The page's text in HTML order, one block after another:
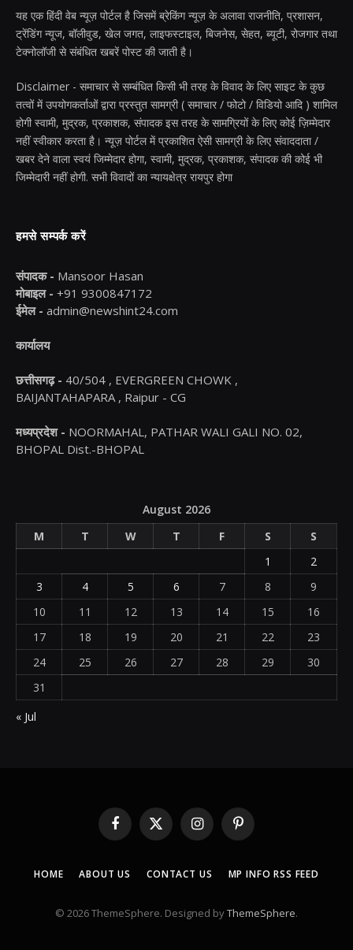
यह एक हिंदी वेब न्यूज़ पोर्टल है जिसमें ब्रेकिंग न्यूज़ के अलावा राजनीति, प्रशासन,
ट्रेंडिंग न्यूज, बॉलीवुड, खेल जगत, लाइफस्टाइल, बिजनेस, सेहत, ब्यूटी, रोजगार तथा
टेक्नोलॉजी से संबंधित खबरें पोस्ट की जाती है।
Disclaimer - समाचार से सम्बंधित किसी भी तरह के विवाद के लिए साइट के कुछ
तत्वों में उपयोगकर्ताओं द्वारा प्रस्तुत सामग्री ( समाचार / फोटो / विडियो आदि ) शामिल
होगी स्वामी, मुद्रक, प्रकाशक, संपादक इस तरह के सामग्रियों के लिए कोई ज़िम्मेदार
नहीं स्वीकार करता है। न्यूज़ पोर्टल में प्रकाशित ऐसी सामग्री के लिए संवाददाता /
खबर देने वाला स्वयं जिम्मेदार होगा, स्वामी, मुद्रक, प्रकाशक, संपादक की कोई भी
जिम्मेदारी नहीं होगी. सभी विवादों का न्यायक्षेत्र रायपुर होगा
हमसे सम्पर्क करें
संपादक - Mansoor Hasan
मोबाइल - +91 9300847172
ईमेल - admin@newshint24.com
कार्यालय
छत्तीसगढ़ - 40/504 , EVERGREEN CHOWK ,
BAIJANTAHAPARA , Raipur - CG
मध्यप्रदेश - NOORMAHAL, PATHAR WALI GALI NO. 02,
BHOPAL Dist.-BHOPAL
August 2026
M
T W T F S
S
1
2
3
4 5 6 7 8
9
10
11 12 13 14 15
16
17
18 19 20 21 22
23
24
25 26 27 28 29
30
31
« Jul
Facebook
X
(Twitter)
InstagramPinterest
HOME ABOUT US CONTACT US MP INFO RSS FEED
© 2026 ThemeSphere. Designed byThemeSphere.